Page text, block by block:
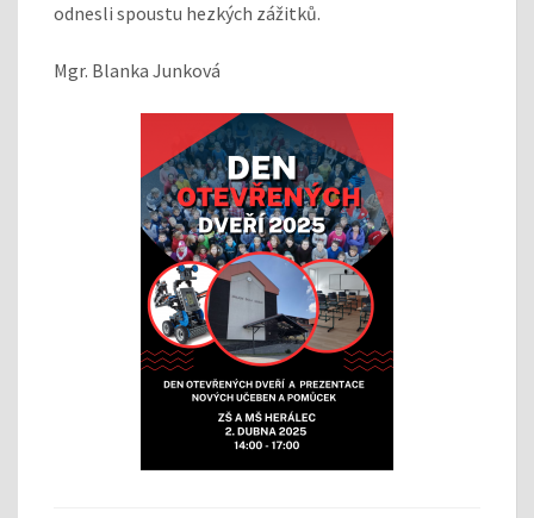
odnesli spoustu hezkých zážitků.
Mgr. Blanka Junková